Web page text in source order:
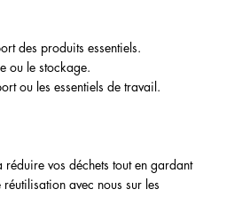
des produits essentiels.
ou le stockage.
ou les essentiels de travail.
vos déchets tout en gardant
avec nous sur les